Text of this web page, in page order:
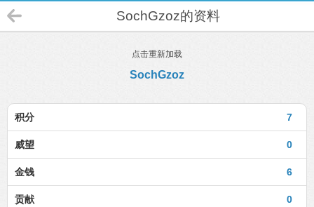
SochGzoz的资料
点击重新加载
SochGzoz
7
积分
0
威望
6
金钱
0
贡献